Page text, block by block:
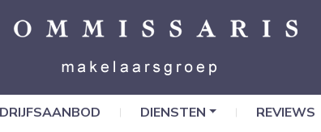
DIENSTEN REVIEWS